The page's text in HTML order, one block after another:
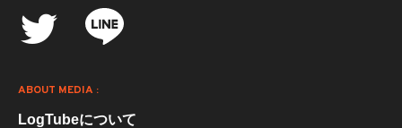
ABOUT MEDIA :
LogTubeについて